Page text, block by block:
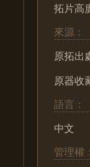
拓片高
來源：
原拓出
原器收
語言：
中文
管理權：